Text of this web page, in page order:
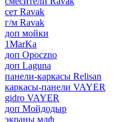
сет Ravak
г/м Ravak
доп мойки
1MarKa
доп Opoczno
доп Laguna
панели-каркасы Relisan
каркасы-панели VAYER
gidro VAYER
доп Мойдодыр
экраны мдф